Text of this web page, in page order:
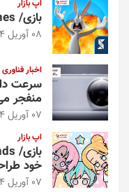
اپ بازار
بازی/ Looney Tunes؛ شهری بزرگ بسازید
08 آوریل 2024
اخبار فناوری
سرعت
منفجر
07 آوریل 2024
اپ بازار
خود
07 آوریل 2024